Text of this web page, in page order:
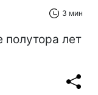
3 мин
полутора лет